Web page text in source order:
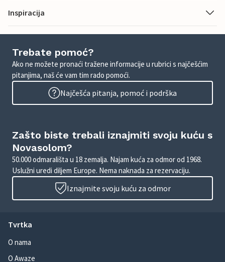
Inspiracija
Trebate pomoć?
Ako ne možete pronaći tražene informacije u rubrici s najčešćim
pitanjima, naš će vam tim rado pomoći.
Najčešća pitanja, pomoć i podrška
Zašto biste trebali iznajmiti svoju kuću s
Novasolom?
50.000 odmarališta u 18 zemalja. Najam kuća za odmor od 1968.
Uslužni uredi diljem Europe. Nema naknada za rezervaciju.
Iznajmite svoju kuću za odmor
Tvrtka
O nama
O Awaze